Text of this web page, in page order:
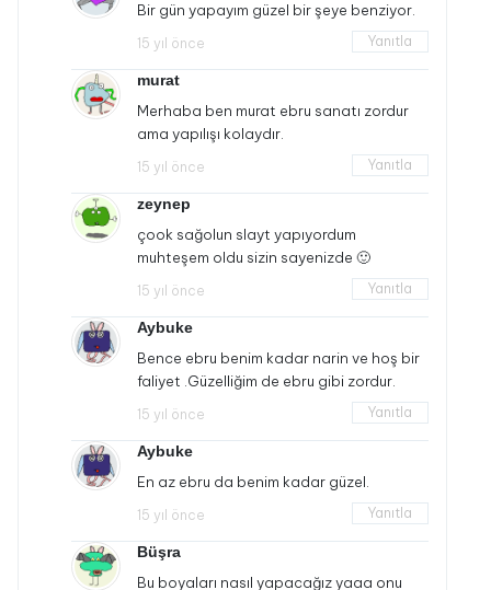
Bir gün yapayım güzel bir şeye benziyor.
15 yıl önce Yanıtla
murat
Merhaba ben murat ebru sanatı zordur
ama yapılışı kolaydır.
15 yıl önce Yanıtla
zeynep
çook sağolun slayt yapıyordum
muhteşem oldu sizin sayenizde 🙂
15 yıl önce Yanıtla
Aybuke
Bence ebru benim kadar narin ve hoş bir
faliyet .Güzelliğim de ebru gibi zordur.
15 yıl önce Yanıtla
Aybuke
En az ebru da benim kadar güzel.
15 yıl önce Yanıtla
Büşra
Bu boyaları nasıl yapacağız yaaa onu